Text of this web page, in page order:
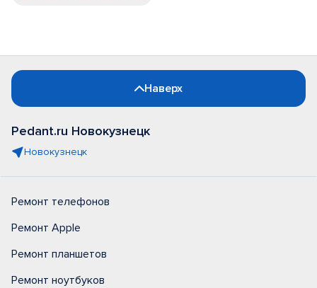
Наверх
Pedant.ru Новокузнецк
Новокузнецк
Ремонт телефонов
Ремонт Apple
Ремонт планшетов
Ремонт ноутбуков